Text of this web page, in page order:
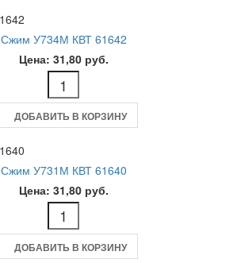
Сжим У734М КВТ 61642
Цена: 31,80 руб.
ДОБАВИТЬ В КОРЗИНУ
Сжим У731М КВТ 61640
Цена: 31,80 руб.
ДОБАВИТЬ В КОРЗИНУ